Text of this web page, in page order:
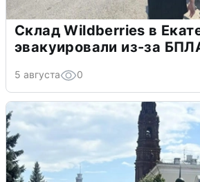
Склад Wildberries в
эвакуировали из-за
5 августа 0